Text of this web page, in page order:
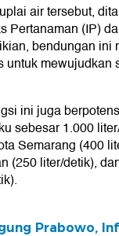
air tersebut,
Pertanaman (IP)
bendungan ini
untuk mewujudkan
ini juga
sebesar 1.000
Semarang (400
(250 liter/detik),
Prabowo,